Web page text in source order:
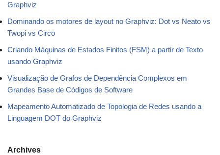
Graphviz
Dominando os motores de layout no Graphviz: Dot vs Neato vs
Twopi vs Circo
Criando Máquinas de Estados Finitos (FSM) a partir de Texto
usando Graphviz
Visualização de Grafos de Dependência Complexos em
Grandes Base de Códigos de Software
Mapeamento Automatizado de Topologia de Redes usando a
Linguagem DOT do Graphviz
Archives